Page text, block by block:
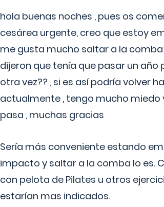
hola buenas noches , pues os
cesárea urgente, creo que estoy
me gusta mucho saltar a la
dijeron que tenía que pasar un
otra vez?? , si es así podría volver
actualmente , tengo mucho miedo
pasa , muchas gracias
Sería más conveniente estando
impacto y saltar a la comba lo es.
con pelota de Pilates u otros
estarían mas indicados.